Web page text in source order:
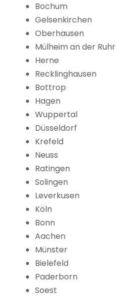
Bochum
Gelsenkirchen
Oberhausen
Mülheim an der Ruhr
Herne
Recklinghausen
Bottrop
Hagen
Wuppertal
Düsseldorf
Krefeld
Neuss
Ratingen
Solingen
Leverkusen
Köln
Bonn
Aachen
Münster
Bielefeld
Paderborn
Soest